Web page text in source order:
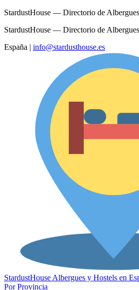
StardustHouse — Directorio de
StardustHouse — Directorio de
España | info@stardusthouse.es
StardustHouse Albergues y Hostels en
Por Provincia